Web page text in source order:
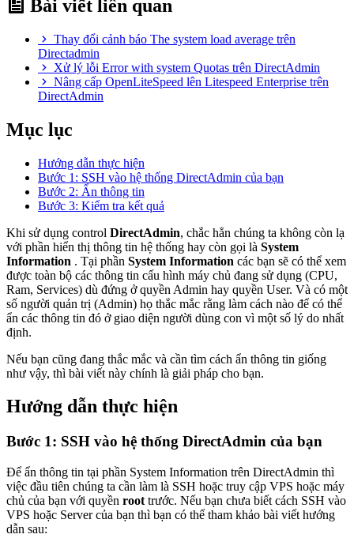
Bài viết liên quan
Thay đổi cảnh báo The system load average trên
Directadmin
Xử lý lỗi Error with system Quotas trên DirectAdmin
Nâng cấp OpenLiteSpeed lên Litespeed Enterprise ​​trên
DirectAdmin
Mục lục
Hướng dẫn thực hiện
Bước 1: SSH vào hệ thống DirectAdmin của bạn
Bước 2: Ẩn thông tin
Bước 3: Kiểm tra kết quả
Khi sử dụng control DirectAdmin, chắc hẳn chúng ta không còn lạ
với phần hiển thị thông tin hệ thống hay còn gọi là System
Information . Tại phần System Information các bạn sẽ có thể xem
được toàn bộ các thông tin cấu hình máy chủ đang sử dụng (CPU,
Ram, Services) dù đứng ở quyền Admin hay quyền User. Và có một
số người quản trị (Admin) họ thắc mắc rằng làm cách nào để có thể
ẩn các thông tin đó ở giao diện người dùng con vì một số lý do nhất
định.
Nếu bạn cũng đang thắc mắc và cần tìm cách ẩn thông tin giống
như vậy, thì bài viết này chính là giải pháp cho bạn.
Hướng dẫn thực hiện
Bước 1: SSH vào hệ thống DirectAdmin của bạn
Để ẩn thông tin tại phần System Information trên DirectAdmin thì
việc đầu tiên chúng ta cần làm là SSH hoặc truy cập VPS hoặc máy
chủ của bạn với quyền root trước. Nếu bạn chưa biết cách SSH vào
VPS hoặc Server của bạn thì bạn có thể tham khảo bài viết hướng
dẫn sau: